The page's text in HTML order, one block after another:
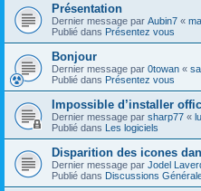
Présentation
Dernier message par Aubin7 «
Publié dans Présentez vous
Bonjour
Dernier message par 0towan «
Publié dans Présentez vous
Impossible d’installer
Dernier message par sharp77 «
Publié dans Les logiciels
Disparition des icones
Dernier message par Jodel
Publié dans Discussions